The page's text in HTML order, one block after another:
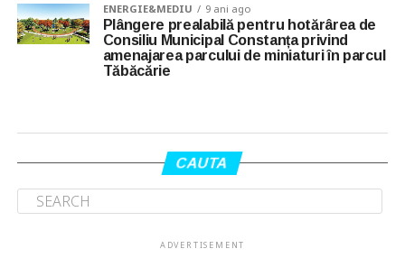
ENERGIE&MEDIU 9 ani ago
Plângere prealabilă pentru hotărârea de
Consiliu Municipal Constanța privind
amenajarea parcului de miniaturi în parcul
Tăbăcărie
CAUTA
ADVERTISEMENT